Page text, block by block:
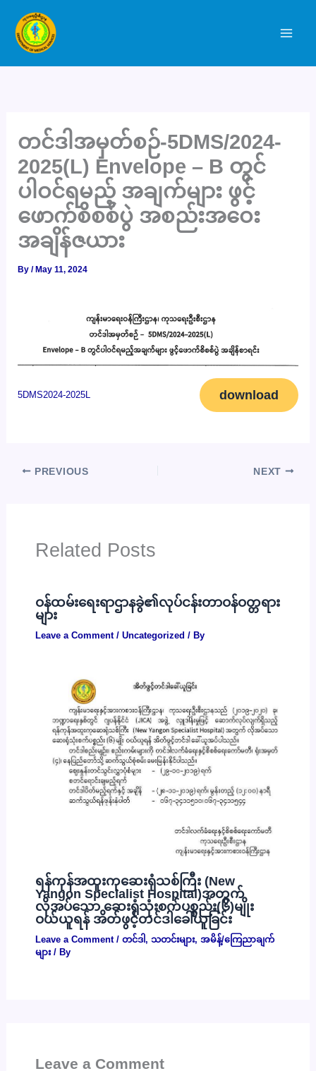
content
တင်ဒါအမှတ်စဉ်-5DMS/2024-
2025(L) Envelope – B တွင်
ပါဝင်ရမည့် အချက်များ ဖွင့်
ဖောက်စိစစ်ပွဲ အစည်းအဝေး
အချိန်ဇယား
By/ May 11, 2024
5DMS2024-2025L download
PREVIOUS NEXT
Related Posts
ဝန်ထမ်းရေးရာဌာနခွဲ၏လုပ်ငန်းတာဝန်ဝတ္တရား
များ
Leave a Comment / Uncategorized / By
ရန်ကုန်အထူးကုဆေးရုံသစ်ကြီး (New
Yangon Specialist Hospital)အတွက်
လိုအပ်သော ဆေးရုံသုံးစက်ပစ္စည်း(၆)မျိုး
ဝယ်ယူရန် အိတ်ဖွင့်တင်ဒါခေါ်ယူခြင်း
Leave a Comment / တင်ဒါ , သတင်းများ, အမိန့်/ကြေညာချက်
များ/ By
Leave a Comment